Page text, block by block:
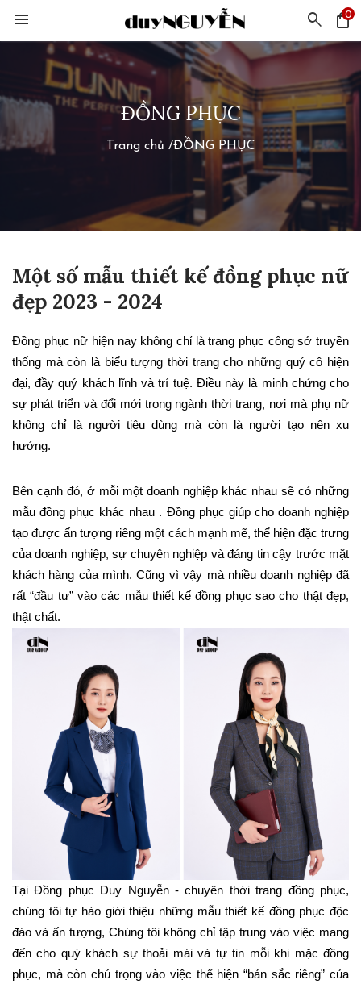
menu search shopping_bag
0
ĐỒNG PHỤC
Trang chủ /ĐỒNG PHỤC
Một số mẫu thiết kế đồng phục nữ
đẹp 2023 - 2024
Đồng phục nữ hiện nay không chỉ là trang phục công sở truyền
thống mà còn là biểu tượng thời trang cho những quý cô hiện
đại, đầy quý khách lĩnh và trí tuệ. Điều này là minh chứng cho
sự phát triển và đổi mới trong ngành thời trang, nơi mà phụ nữ
không chỉ là người tiêu dùng mà còn là người tạo nên xu
hướng.
Bên cạnh đó, ở mỗi một doanh nghiệp khác nhau sẽ có những
mẫu đồng phục khác nhau . Đồng phục giúp cho doanh nghiệp
tạo được ấn tượng riêng một cách mạnh mẽ, thể hiện đặc trưng
của doanh nghiệp, sự chuyên nghiệp và đáng tin cậy trước mặt
khách hàng của mình. Cũng vì vậy mà nhiều doanh nghiệp đã
rất “đầu tư” vào các mẫu thiết kế đồng phục sao cho thật đẹp,
thật chất.
Tại Đồng phục Duy Nguyễn - chuyên thời trang đồng phục,
chúng tôi tự hào giới thiệu những mẫu thiết kế đồng phục độc
đáo và ấn tượng, Chúng tôi không chỉ tập trung vào việc mang
đến cho quý khách sự thoải mái và tự tin mỗi khi mặc đồng
phục, mà còn chú trọng vào việc thể hiện “bản sắc riêng” của